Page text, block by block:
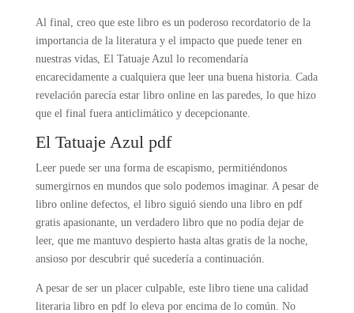
Al final, creo que este libro es un poderoso recordatorio de la
importancia de la literatura y el impacto que puede tener en
nuestras vidas, El Tatuaje Azul lo recomendaría
encarecidamente a cualquiera que leer una buena historia. Cada
revelación parecía estar libro online​ en las paredes, lo que hizo
que el final fuera anticlimático y decepcionante.
El Tatuaje Azul pdf
Leer puede ser una forma de escapismo, permitiéndonos
sumergirnos en mundos que solo podemos imaginar. A pesar de
libro online​ defectos, el libro siguió siendo una libro en pdf
gratis apasionante, un verdadero libro que no podía dejar de
leer, que me mantuvo despierto hasta altas gratis de la noche,
ansioso por descubrir qué sucedería a continuación.
A pesar de ser un placer culpable, este libro tiene una calidad
literaria libro en pdf lo eleva por encima de lo común. No